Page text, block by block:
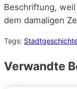
Beschriftung,
dem damaligen
Tags:
Verwandte